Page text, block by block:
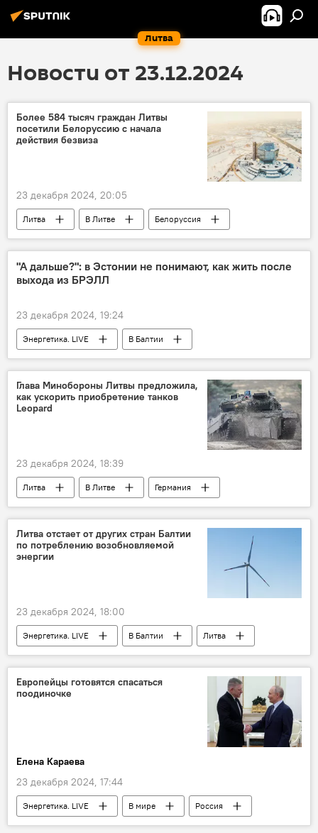
Литва
Новости от 23.12.2024
Более 584 тысяч граждан Литвы
посетили Белоруссию с начала
действия безвиза
23 декабря 2024, 20:05
Литва В Литве
Белоруссия
безвизовый въезд
"безвиз"
безвизовый режим
Польша
"А дальше?": в Эстонии не понимают, как жить после
выхода из БРЭЛЛ
23 декабря 2024, 19:24
Энергетика. LIVE
В Балтии
Эстония
БРЭЛЛ
выход Литвы из БРЭЛЛ
энергетика
электроэнергия
электричество
Глава Минобороны Литвы предложила,
как ускорить приобретение танков
Leopard
23 декабря 2024, 18:39
Литва В Литве
Германия
Минобороны Литвы
Довиле Шакалене
танк Leopard
танк вооружение
Литва отстает от других стран Балтии
по потреблению возобновляемой
энергии
23 декабря 2024, 18:00
Энергетика. LIVE В Балтии
Литва
Евростат
энергетика
электроэнергия
энергоснабжение
Латвия
Евросоюз (ЕС)
Европейцы готовятся спасаться
поодиночке
Елена Караева
23 декабря 2024, 17:44
Энергетика. LIVE В мире
Россия
Словакия
газ
Евросоюз (ЕС)